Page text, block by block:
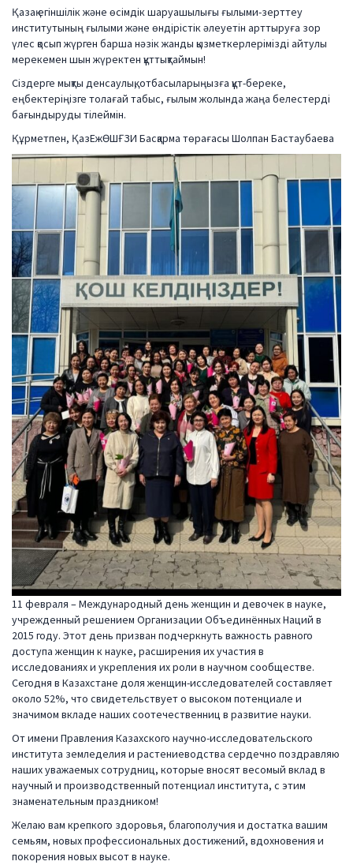
Қазақ егіншілік және өсімдік шаруашылығы ғылыми-зерттеу
институтының ғылыми және өндірістік әлеуетін арттыруға зор
үлес қосып жүрген барша нәзік жанды қызметкерлерімізді айтулы
мерекемен шын жүректен құттықтаймын!
Сіздерге мықты денсаулық, отбасыларыңызға құт-береке,
еңбектеріңізге толағай табыс, ғылым жолында жаңа белестерді
бағындыруды тілеймін.
Құрметпен, ҚазЕжӨШҒЗИ Басқарма төрағасы Шолпан Бастаубаева
11 февраля – Международный день женщин и девочек в науке,
учрежденный решением Организации Объединённых Наций в
2015 году. Этот день призван подчеркнуть важность равного
доступа женщин к науке, расширения их участия в
исследованиях и укрепления их роли в научном сообществе.
Сегодня в Казахстане доля женщин-исследователей составляет
около 52%, что свидетельствует о высоком потенциале и
значимом вкладе наших соотечественниц в развитие науки.
От имени Правления Казахского научно-исследовательского
института земледелия и растениеводства сердечно поздравляю
наших уважаемых сотрудниц, которые вносят весомый вклад в
научный и производственный потенциал института, с этим
знаменательным праздником!
Желаю вам крепкого здоровья, благополучия и достатка вашим
семьям, новых профессиональных достижений, вдохновения и
покорения новых высот в науке.